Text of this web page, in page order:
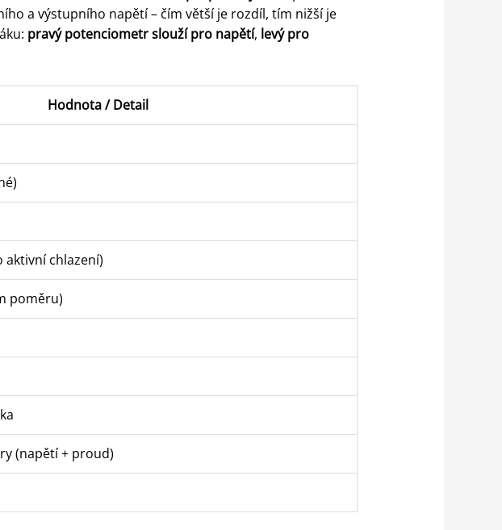
a výstupního napětí – čím větší je rozdíl, tím nižší je
pravý potenciometr slouží pro napětí, levý pro
Hodnota / Detail
aktivní chlazení)
poměru)
(napětí + proud)